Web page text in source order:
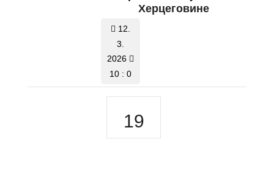
Херцеговине
12.
3.
2026
10 : 0
19